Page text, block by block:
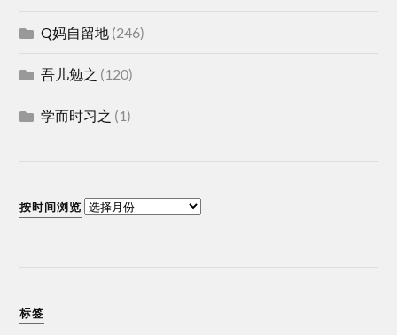
Q妈自留地 (246)
吾儿勉之 (120)
学而时习之 (1)
按时间浏览
标签